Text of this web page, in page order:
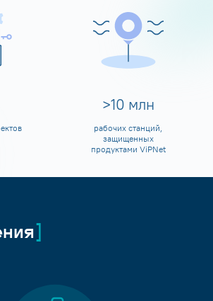
>10 млн
рабочих станций,
защищенных
продуктами ViPNet